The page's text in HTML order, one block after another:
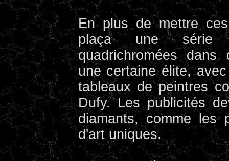
En plus de mettre
plaça une série
quadrichromées
une certaine élite,
tableaux de peintres
Dufy. Les publicités
diamants, comme les
d'art uniques.